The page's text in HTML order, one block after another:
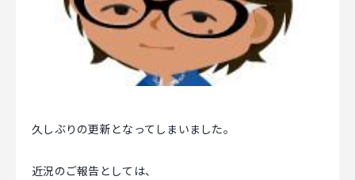
AXXISのサービス
すべらないキャリアエージェント
NEWS
久しぶりの更新となってしまいました。
近況のご報告としては、